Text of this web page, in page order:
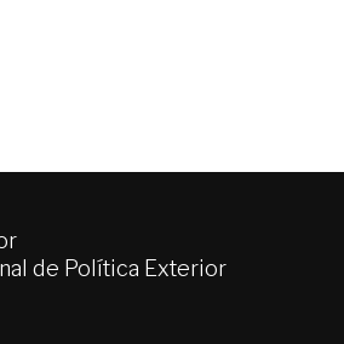
de Política Exterior